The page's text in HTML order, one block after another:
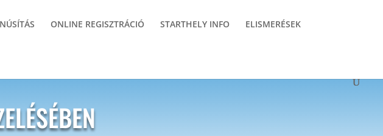
ONLINE REGISZTRÁCIÓ STARTHELY INFO ELISMERÉSEK